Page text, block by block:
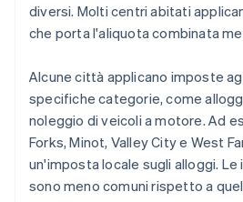
diversi. Molti centri abitati
che porta l'aliquota combinata
Alcune città applicano imposte
specifiche categorie, come
noleggio di veicoli a motore. Ad
Forks, Minot, Valley City e West
un'imposta locale sugli alloggi.
sono meno comuni rispetto a